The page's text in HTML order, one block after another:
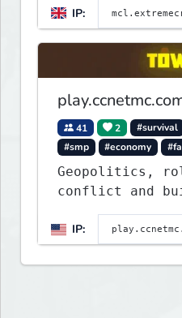
journey
exhilarating
blending both
classics and
experiences
IP:
41 2 #survival
#smp
#economy
Geopolitics,
conflict and
out your own
map of Earth
warships, guns
Express your
IP: